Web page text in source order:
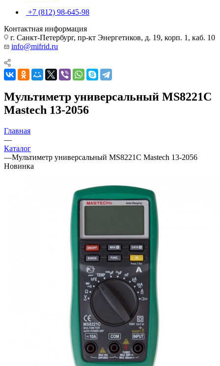
+7 (812) 98-645-98
Контактная информация
г. Санкт-Петербург, пр-кт Энергетиков, д. 19, корп. 1, каб. 10
info@mifrid.ru
Мультиметр универсальный MS8221C
Mastech 13-2056
Главная
—
Каталог
—Мультиметр универсальный MS8221C Mastech 13-2056
Новинка